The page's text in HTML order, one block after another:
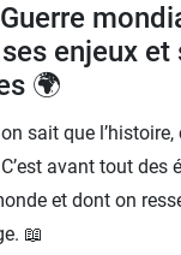
enjeux et
🌍
on sait que l’histoire,
avant tout des
et dont on
📖